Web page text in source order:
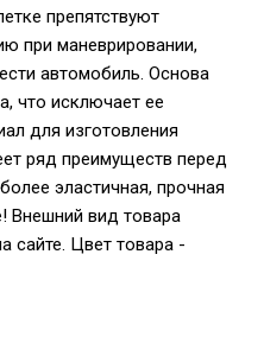
препятствуют
при маневрировании,
автомобиль. Основа
что исключает ее
для изготовления
ряд преимуществ перед
эластичная, прочная
Внешний вид товара
сайте. Цвет товара -